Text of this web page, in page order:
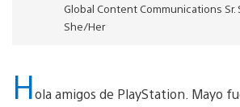
Global Content Communications Sr.
She/Her
Hola amigos de PlayStation. Mayo